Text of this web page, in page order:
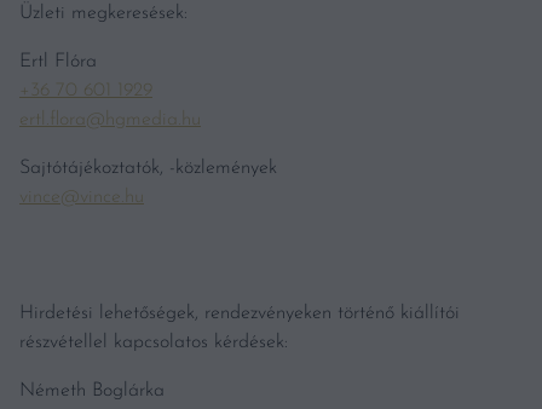
Üzleti megkeresések:
Ertl Flóra
+36 70 601 1929
ertl.flora@hgmedia.hu
Sajtótájékoztatók, -közlemények
vince@vince.hu
Hirdetési lehetőségek, rendezvényeken történő kiállítói
részvétellel kapcsolatos kérdések:
Németh Boglárka